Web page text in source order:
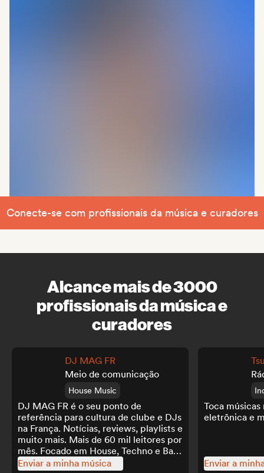
Conecte-se com profissionais da música e curadores
Alcance mais de 3000
profissionais da música e
curadores
DJ MAG FR
Meio de comunicação
House Music
DJ MAG FR é o seu ponto de
referência para cultura de clube e DJs
na França. Notícias, reviews, playlists e
muito mais. Mais de 60 mil leitores por
mês. Focado em House, Techno e Bass
Music.
Enviar a minha música
Toca músicas
eletrônica e
Enviar a